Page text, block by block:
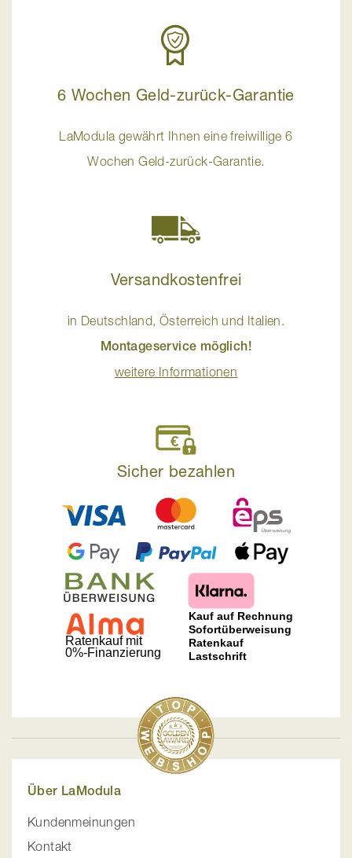
6 Wochen Geld-zurück-Garantie
LaModula gewährt Ihnen eine freiwillige 6
Wochen Geld-zurück-Garantie.
Versandkostenfrei
in Deutschland, Österreich und Italien.
Montageservice möglich!
weitere Informationen
Sicher bezahlen
Über LaModula
Kundenmeinungen
Kontakt